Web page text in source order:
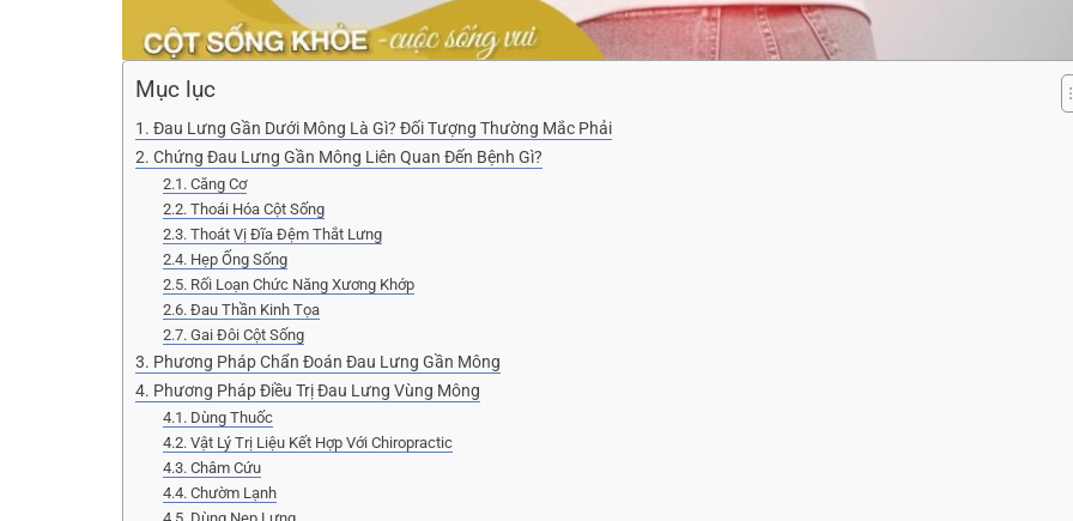
Mục lục
1. Đau Lưng Gần Dưới Mông Là Gì? Đối Tượng Thường Mắc Phải
2. Chứng Đau Lưng Gần Mông Liên Quan Đến Bệnh Gì?
2.1. Căng Cơ
2.2. Thoái Hóa Cột Sống
2.3. Thoát Vị Đĩa Đệm Thắt Lưng
2.4. Hẹp Ống Sống
2.5. Rối Loạn Chức Năng Xương Khớp
2.6. Đau Thần Kinh Tọa
2.7. Gai Đôi Cột Sống
3. Phương Pháp Chẩn Đoán Đau Lưng Gần Mông
4. Phương Pháp Điều Trị Đau Lưng Vùng Mông
4.1. Dùng Thuốc
4.2. Vật Lý Trị Liệu Kết Hợp Với Chiropractic
4.3. Châm Cứu
4.4. Chườm Lạnh